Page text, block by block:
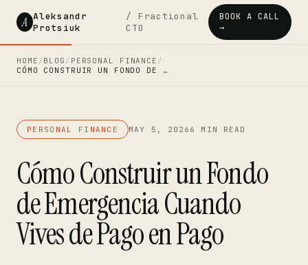
A Aleksandr
Protsiuk
/ Fractional
CTO
BOOK A CALL
→
HOME /BLOG / PERSONAL FINANCE /
CÓMO CONSTRUIR UN FONDO DE …
PERSONAL FINANCE MAY 5, 2026 6 MIN READ
Cómo Construir un Fondo
de Emergencia Cuando
Vives de Pago en Pago